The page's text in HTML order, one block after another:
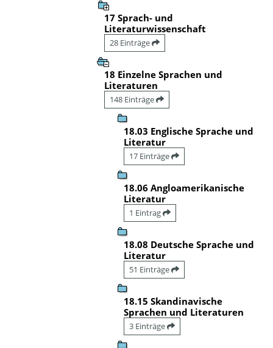
17 Sprach- und
Literaturwissenschaft
28 Einträge
18 Einzelne Sprachen und
Literaturen
148 Einträge
18.03 Englische Sprache und
Literatur
17 Einträge
18.06 Angloamerikanische
Literatur
1 Eintrag
18.08 Deutsche Sprache und
Literatur
51 Einträge
18.15 Skandinavische
Sprachen und Literaturen
3 Einträge